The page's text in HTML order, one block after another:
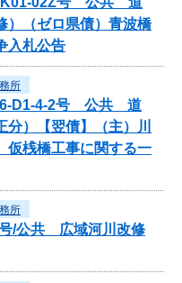
）（ゼロ県債）青波橋
入札公告
所
D1-4-2号 公共 道
）【翌債】（主）川
桟橋工事に関する一
所
号/公共 広域河川改修